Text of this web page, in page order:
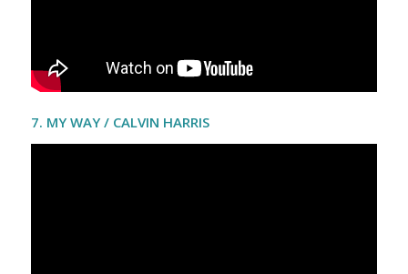
7. MY WAY / CALVIN HARRIS